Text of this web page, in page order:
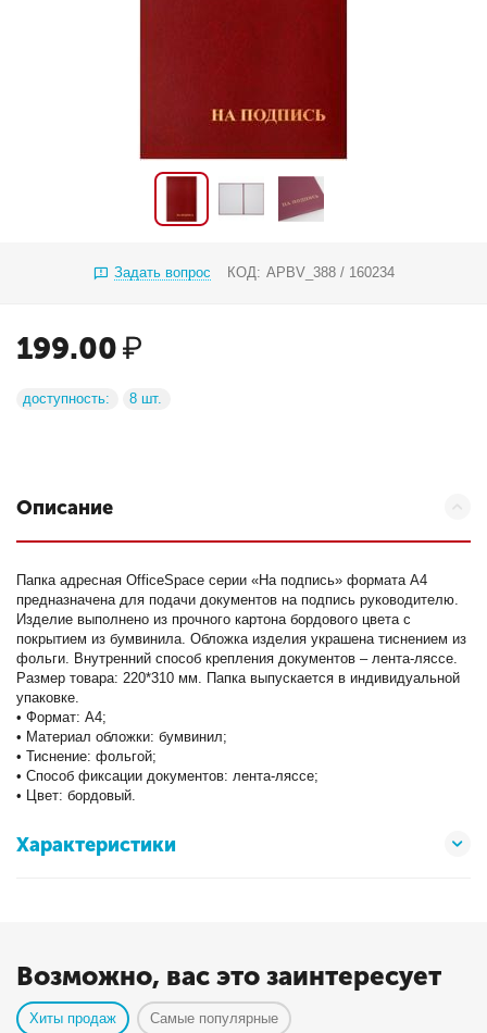
Задать вопрос КОД: APBV_388 / 160234
199.00₽
доступность: 8 шт.
Описание
Папка адресная OfficeSpace серии «На подпись» формата А4
предназначена для подачи документов на подпись руководителю.
Изделие выполнено из прочного картона бордового цвета с
покрытием из бумвинила. Обложка изделия украшена тиснением из
фольги. Внутренний способ крепления документов – лента-ляссе.
Размер товара: 220*310 мм. Папка выпускается в индивидуальной
упаковке.
• Формат: А4;
• Материал обложки: бумвинил;
• Тиснение: фольгой;
• Способ фиксации документов: лента-ляссе;
• Цвет: бордовый.
Характеристики
Возможно, вас это заинтересует
Хиты продаж Самые популярные